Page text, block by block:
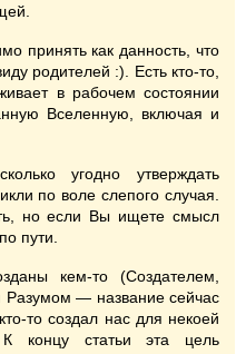
принять как данность, что
родителей :). Есть кто-то,
в рабочем состоянии
Вселенную, включая и
угодно утверждать
по воле слепого случая.
но если Вы ищете смысл
пути.
кем-то (Создателем,
— название сейчас
то создал нас для некоей
концу статьи эта цель